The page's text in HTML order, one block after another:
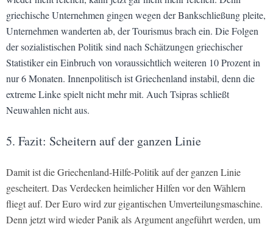
griechische Unternehmen gingen wegen der Bankschließung pleite,
Unternehmen wanderten ab, der Tourismus brach ein. Die Folgen
der sozialistischen Politik sind nach Schätzungen griechischer
Statistiker ein Einbruch von voraussichtlich weiteren 10 Prozent in
nur 6 Monaten. Innenpolitisch ist Griechenland instabil, denn die
extreme Linke spielt nicht mehr mit. Auch Tsipras schließt
Neuwahlen nicht aus.
5. Fazit: Scheitern auf der ganzen Linie
Damit ist die Griechenland-Hilfe-Politik auf der ganzen Linie
gescheitert. Das Verdecken heimlicher Hilfen vor den Wählern
fliegt auf. Der Euro wird zur gigantischen Umverteilungsmaschine.
Denn jetzt wird wieder Panik als Argument angeführt werden, um